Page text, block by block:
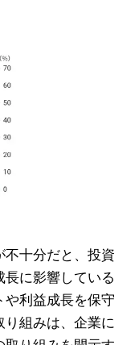
不⼗分だと、投資
に影響している
や利益成⻑を保守
り組みは、企業に